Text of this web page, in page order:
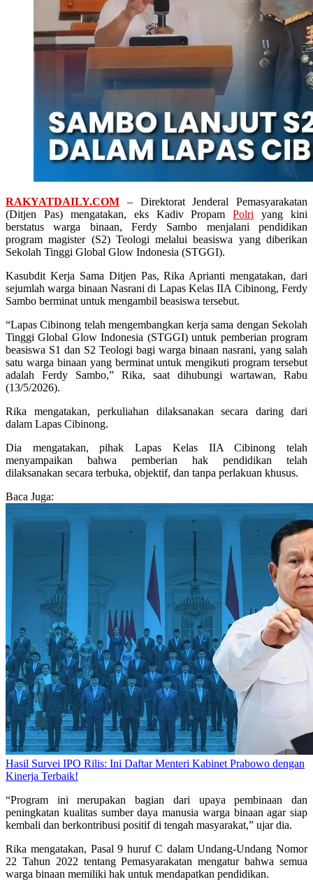
RAKYATDAILY.COM – Direktorat Jenderal Pemasyarakatan
(Ditjen Pas) mengatakan, eks Kadiv PropamPolri yang kini
berstatus warga binaan, Ferdy Sambo menjalani pendidikan
program magister (S2) Teologi melalui beasiswa yang diberikan
Sekolah Tinggi Global Glow Indonesia (STGGI).
Kasubdit Kerja Sama Ditjen Pas, Rika Aprianti mengatakan, dari
sejumlah warga binaan Nasrani di Lapas Kelas IIA Cibinong, Ferdy
Sambo berminat untuk mengambil beasiswa tersebut.
“Lapas Cibinong telah mengembangkan kerja sama dengan Sekolah
Tinggi Global Glow Indonesia (STGGI) untuk pemberian program
beasiswa S1 dan S2 Teologi bagi warga binaan nasrani, yang salah
satu warga binaan yang berminat untuk mengikuti program tersebut
adalah Ferdy Sambo,” Rika, saat dihubungi wartawan, Rabu
(13/5/2026).
Rika mengatakan, perkuliahan dilaksanakan secara daring dari
dalam Lapas Cibinong.
Dia mengatakan, pihak Lapas Kelas IIA Cibinong telah
menyampaikan bahwa pemberian hak pendidikan telah
dilaksanakan secara terbuka, objektif, dan tanpa perlakuan khusus.
Baca Juga:
Hasil Survei IPO Rilis: Ini Daftar Menteri Kabinet Prabowo dengan
Kinerja Terbaik!
“Program ini merupakan bagian dari upaya pembinaan dan
peningkatan kualitas sumber daya manusia warga binaan agar siap
kembali dan berkontribusi positif di tengah masyarakat,” ujar dia.
Rika mengatakan, Pasal 9 huruf C dalam Undang-Undang Nomor
22 Tahun 2022 tentang Pemasyarakatan mengatur bahwa semua
warga binaan memiliki hak untuk mendapatkan pendidikan.